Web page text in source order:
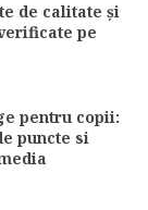
de calitate și
pe
pentru copii:
puncte si